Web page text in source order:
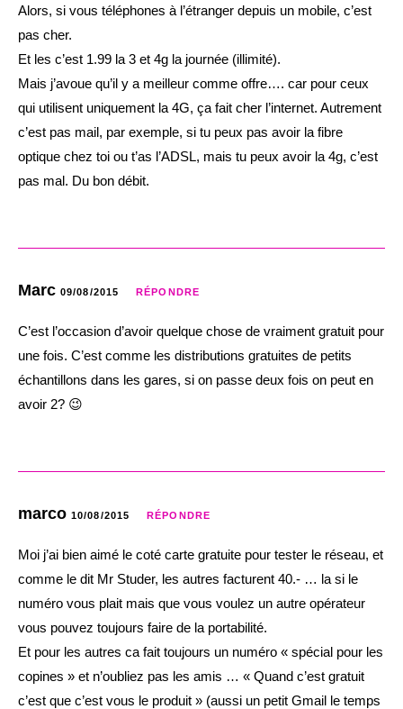
Alors, si vous téléphones à l’étranger depuis un mobile, c’est
pas cher.
Et les c’est 1.99 la 3 et 4g la journée (illimité).
Mais j’avoue qu’il y a meilleur comme offre…. car pour ceux
qui utilisent uniquement la 4G, ça fait cher l’internet. Autrement
c’est pas mail, par exemple, si tu peux pas avoir la fibre
optique chez toi ou t’as l’ADSL, mais tu peux avoir la 4g, c’est
pas mal. Du bon débit.
Marc 09/08/2015 RÉPONDRE
C’est l’occasion d’avoir quelque chose de vraiment gratuit pour
une fois. C’est comme les distributions gratuites de petits
échantillons dans les gares, si on passe deux fois on peut en
avoir 2? 😉
marco 10/08/2015 RÉPONDRE
Moi j’ai bien aimé le coté carte gratuite pour tester le réseau, et
comme le dit Mr Studer, les autres facturent 40.- … la si le
numéro vous plait mais que vous voulez un autre opérateur
vous pouvez toujours faire de la portabilité.
Et pour les autres ca fait toujours un numéro « spécial pour les
copines » et n’oubliez pas les amis … « Quand c’est gratuit
c’est que c’est vous le produit » (aussi un petit Gmail le temps